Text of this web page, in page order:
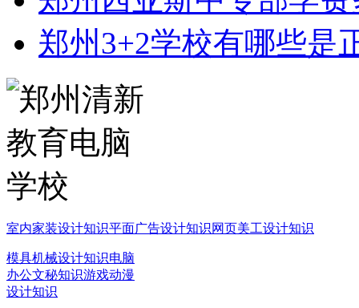
郑州3+2学校有哪些是
室内家装设计知识平面广告设计知识网页美工设计知识
模具机械设计知识电脑
办公文秘知识游戏动漫
设计知识